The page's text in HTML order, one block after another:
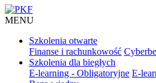
MENU
Szkolenia otwarte
Finanse i rachunkowość
Szkolenia dla biegłych
E-learning - Obligatoryjne E-